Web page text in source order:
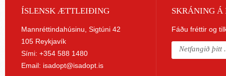
ÍSLENSK ÆTTLEIÐING
Mannréttindahúsinu, Sigtúni 42
105 Reykjavík
Sími: +354 588 1480
Email: isadopt@isadopt.is
SKRÁNING Á
Fáðu fréttir og